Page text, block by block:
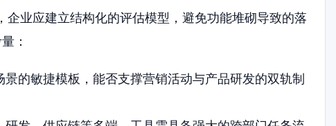
业应建立结构化的评估模型，避免功能堆砌导致的落
：
的敏捷模板，能否支撑营销活动与产品研发的双轨制